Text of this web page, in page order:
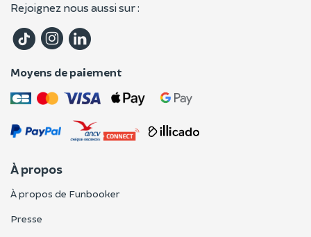
Rejoignez nous aussi sur :
Moyens de paiement
À propos
À propos de Funbooker
Presse